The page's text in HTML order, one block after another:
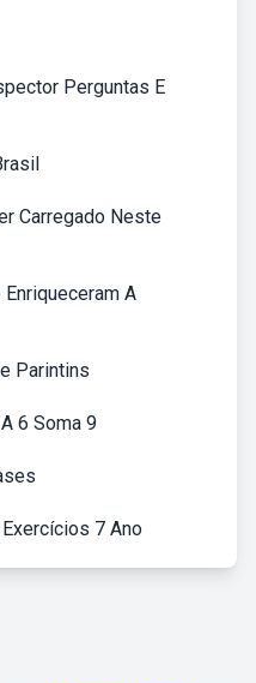
Perguntas E
Carregado Neste
A
Parintins
6 Soma 9
7 Ano